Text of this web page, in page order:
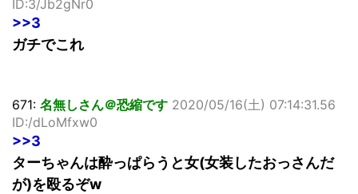
ID:3/Jb2gNr0
>>3
ガチでこれ
671: 名無しさん＠恐縮です 2020/05/16(土) 07:14:31.56
ID:/dLoMfxw0
>>3
ターちゃんは酔っぱらうと女(女装したおっさんだ
が)を殴るぞw